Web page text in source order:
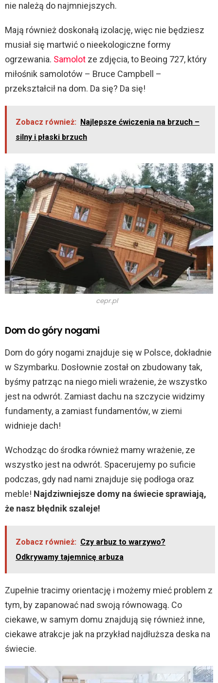
nie należą do najmniejszych.
Mają również doskonałą izolację, więc nie będziesz
musiał się martwić o nieekologiczne formy
ogrzewania. Samolot ze zdjęcia, to Beoing 727, który
miłośnik samolotów – Bruce Campbell –
przekształcił na dom. Da się? Da się!
Zobacz również:
Najlepsze ćwiczenia na brzuch –
silny i płaski brzuch
cepr.pl
Dom do góry nogami
Dom do góry nogami znajduje się w Polsce, dokładnie
w Szymbarku. Dosłownie został on zbudowany tak,
byśmy patrząc na niego mieli wrażenie, że wszystko
jest na odwrót. Zamiast dachu na szczycie widzimy
fundamenty, a zamiast fundamentów, w ziemi
widnieje dach!
Wchodząc do środka również mamy wrażenie, ze
wszystko jest na odwrót. Spacerujemy po suficie
podczas, gdy nad nami znajduje się podłoga oraz
meble! Najdziwniejsze domy na świecie sprawiają,
że nasz błędnik szaleje!
Zobacz również: Czy arbuz to warzywo?
Odkrywamy tajemnicę arbuza
Zupełnie tracimy orientację i możemy mieć problem z
tym, by zapanować nad swoją równowagą. Co
ciekawe, w samym domu znajdują się również inne,
ciekawe atrakcje jak na przykład najdłuższa deska na
świecie.